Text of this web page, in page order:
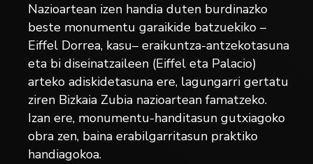
Nazioartean izen handia duten burdinazko
beste monumentu garaikide batzuekiko –
Eiffel Dorrea, kasu– eraikuntza-antzekotasuna
eta bi diseinatzaileen (Eiffel eta Palacio)
arteko adiskidetasuna ere, lagungarri gertatu
ziren Bizkaia Zubia nazioartean famatzeko.
Izan ere, monumentu-handitasun gutxiagoko
obra zen, baina erabilgarritasun praktiko
handiagokoa.